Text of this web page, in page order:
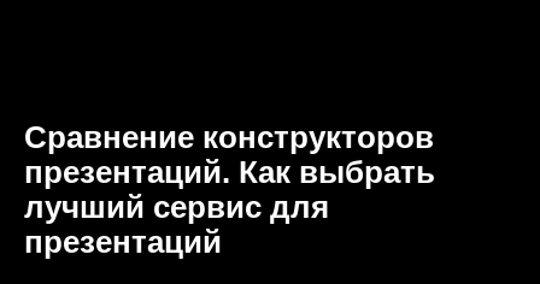
Сравнение конструкторов
презентаций. Как выбрать
лучший сервис для
презентаций